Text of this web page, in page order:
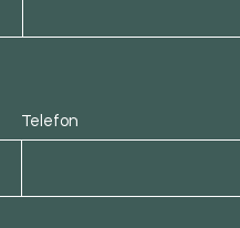
Telefon